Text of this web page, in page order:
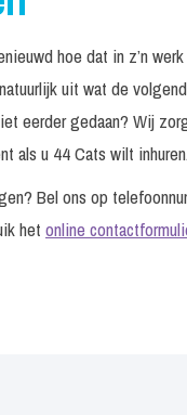
hoe dat in z’n
uit wat de
eerder gedaan? Wij
als u 44 Cats wilt
Bel ons op
het online